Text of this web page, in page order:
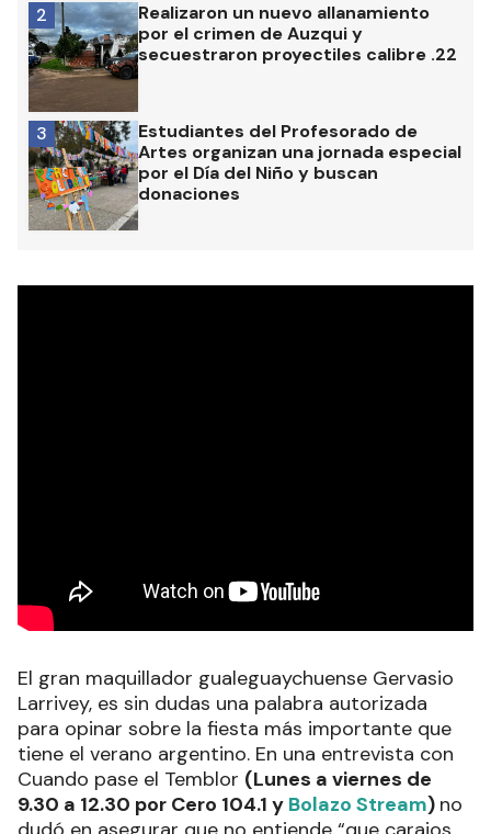
Realizaron un nuevo allanamiento
por el crimen de Auzqui y
secuestraron proyectiles calibre .22
2
Estudiantes del Profesorado de
Artes organizan una jornada especial
por el Día del Niño y buscan
donaciones
3
El gran maquillador gualeguaychuense Gervasio
Larrivey, es sin dudas una palabra autorizada
para opinar sobre la fiesta más importante que
tiene el verano argentino. En una entrevista con
Cuando pase el Temblor (Lunes a viernes de
9.30 a 12.30 por Cero 104.1 y Bolazo Stream) no